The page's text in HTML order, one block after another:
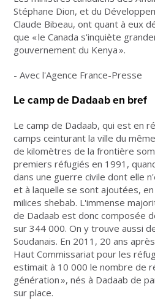
Stéphane Dion, et du
Claude Bibeau, ont quant à eux
que « le Canada s'inquiète
gouvernement du Kenya ».
- Avec l'Agence France-Presse
Le camp de Dadaab en bref
Le camp de Dadaab, qui est en
camps ceinturant la ville du
de kilomètres de la frontière
premiers réfugiés en 1991,
dans une guerre civile dont elle
et à laquelle se sont ajoutées,
milices shebab. L'immense
de Dadaab est donc composée
sur 344 000. On y trouve aussi
Soudanais. En 2011, 20 ans
Haut Commissariat pour les
estimait à 10 000 le nombre de
génération », nés à Dadaab de
sur place.